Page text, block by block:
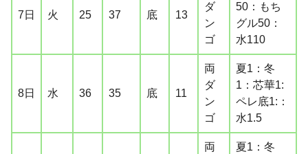
7日 火 25 37 底 13
ダ
ン
ゴ
50：もち
グル50：
水110
8日 水 36 35 底 11
両
ダ
ン
ゴ
夏1：冬
1：芯華1:
ペレ底1:：
水1.5
両
夏1：冬